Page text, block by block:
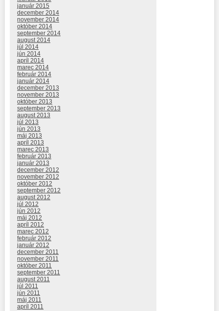
január 2015
december 2014
november 2014
október 2014
september 2014
august 2014
júl 2014
jún 2014
apríl 2014
marec 2014
február 2014
január 2014
december 2013
november 2013
október 2013
september 2013
august 2013
júl 2013
jún 2013
máj 2013
apríl 2013
marec 2013
február 2013
január 2013
december 2012
november 2012
október 2012
september 2012
august 2012
júl 2012
jún 2012
máj 2012
apríl 2012
marec 2012
február 2012
január 2012
december 2011
november 2011
október 2011
september 2011
august 2011
júl 2011
jún 2011
máj 2011
apríl 2011